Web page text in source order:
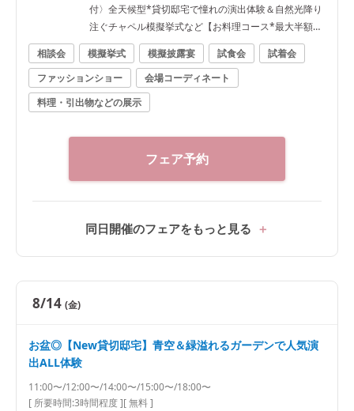
付〉全天候型*貸切邸宅で憧れの演出体験＆自然光降り
注ぐチャペル模擬挙式など【お料理コース*最大半額な
ど最大120万円優待】
相談会 模擬挙式 模擬披露宴 試食会
試着会
ファッションショー
会場コーディネート
料理・引出物などの展示
フェア予約
同日開催のフェアをもっと見る
8/14 (金)
お盆◎【New貸切邸宅】青空＆緑溢れるガーデンで人気演
出ALL体験
11:00〜/12:00〜/14:00〜/15:00〜/18:00〜
[ 所要時間:3時間程度][ 無料 ]